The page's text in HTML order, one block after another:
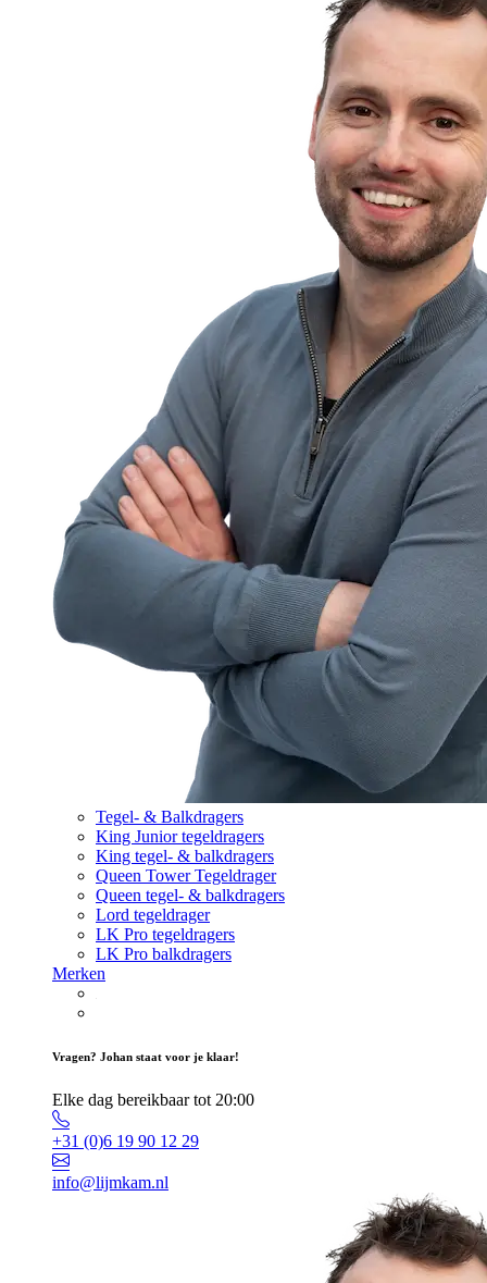
Tegel- & Balkdragers
King Junior tegeldragers
King tegel- & balkdragers
Queen Tower Tegeldrager
Queen tegel- & balkdragers
Lord tegeldrager
LK Pro tegeldragers
LK Pro balkdragers
Merken
Vragen? Johan staat voor je klaar!
Elke dag bereikbaar tot 20:00
+31 (0)6 19 90 12 29
info@lijmkam.nl